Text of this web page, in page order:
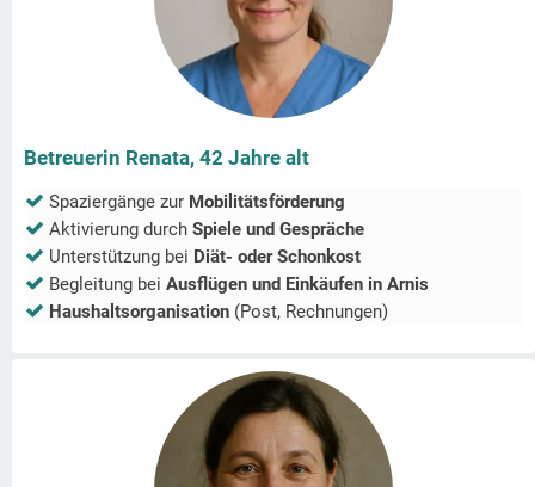
Betreuerin Renata, 42 Jahre alt
Spaziergänge zur Mobilitätsförderung
Aktivierung durch Spiele und Gespräche
Unterstützung bei Diät- oder Schonkost
Begleitung bei Ausflügen und Einkäufen in Arnis
Haushaltsorganisation (Post, Rechnungen)